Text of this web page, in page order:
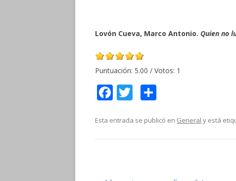
Lovón Cueva, Marco Antonio. Quien no
Puntuación: 5.00 / Votos: 1
F
e
T
itt m
Esta entrada se publicó en General y está